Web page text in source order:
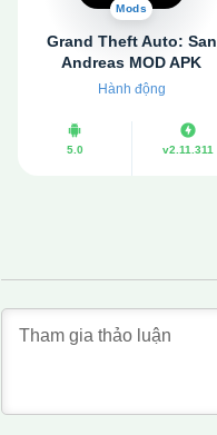
Mods
Grand Theft Auto: San
Andreas MOD APK
v2.11.311 (Vô hạn tiền)
Hành động
5.0 v2.11.311